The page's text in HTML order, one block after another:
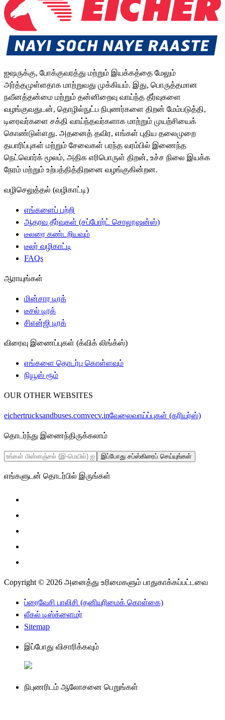
ஐஷருக்கு, போக்குவரத்து மற்றும் இயக்கத்தை மேலும்
அர்த்தமுள்ளதாக மாற்றுவது முக்கியம். இது, பொருத்தமான
நவீனத்தன்மை மற்றும் தன்னிறைவு வாய்ந்த தீர்வுகளை
வழங்குவதுடன், தொழில்நுட்ப நிபுணர்களை திறன் மேம்படுத்தி,
டிரைவர்களை சக்தி வாய்ந்தவர்களாக மாற்றும் முயற்சியைக்
கொண்டுள்ளது. அதனைத் தவிர, எங்கள் புதிய தலைமுறை
தயாரிப்புகள் மற்றும் சேவைகள் பரந்த வரம்பில் இணைந்த
நெட்வொர்க் மூலம், அதிக எரிபொருள் திறன், உச்ச நிலை இயக்க
நேரம் மற்றும் உற்பத்தித்திறனை வழங்குகின்றன.
வழிசெலுத்தல் (வழிகாட்டி)
எங்களைப் பற்றி
ஆதரவு தீர்வுகள் (சப்போர்ட் சொலூஷன்ஸ்)
டீலரை கண்டறியவும்
டீலர் வழிகாட்டி
FAQs
ஆராயுங்கள்
மின்சார டிரக்
டீசல் டிரக்
சிஎன்ஜி டிரக்
விரைவு இணைப்புகள் (க்விக் லிங்க்ஸ்)
எங்களை தொடர்பு கொள்ளவும்
நியூஸ் ரூம்
OUR OTHER WEBSITES
eichertrucksandbuses.comvecv.inவேலைவாய்ப்புகள் (கரியர்ஸ்)
தொடர்ந்து இணைந்திருக்கலாம்
இப்போது சப்ஸ்கிரைப் செய்யுங்கள்
எங்களுடன் தொடர்பில் இருங்கள்
Copyright © 2026 அனைத்து உரிமைகளும் பாதுகாக்கப்பட்டவை
ப்ரைவேசி பாலிசி (தனியுரிமைக் கொள்கை)
லீகல் டிஸ்க்ளைமர்
Sitemap
இப்போது விசாரிக்கவும்
நிபுணரிடம் ஆலோசனை பெறுங்கள்